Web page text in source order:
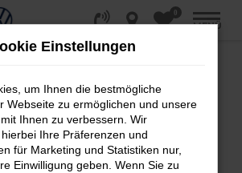
0
MENÜ
|
NACH
Einstellungen
um Ihnen die bestmögliche
Webseite zu ermöglichen und unsere
Ihnen zu verbessern. Wir
Ihre Präferenzen und
für Marketing und Statistiken nur,
Einwilligung geben. Wenn Sie zu